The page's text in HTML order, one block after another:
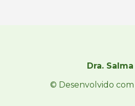
Dra.
© Desenvolvido